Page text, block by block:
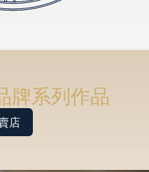
牌系列作品
店